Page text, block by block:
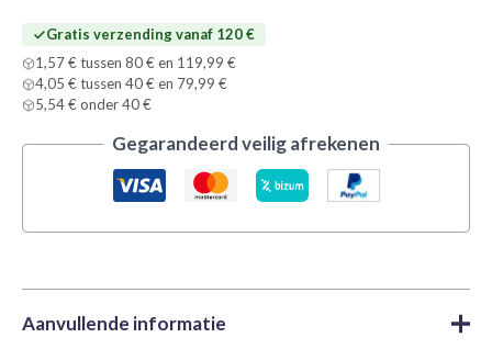
Gratis verzending vanaf 120 €
1,57 € tussen 80 € en 119,99 €
4,05 € tussen 40 € en 79,99 €
5,54 € onder 40 €
Gegarandeerd veilig afrekenen
Aanvullende informatie